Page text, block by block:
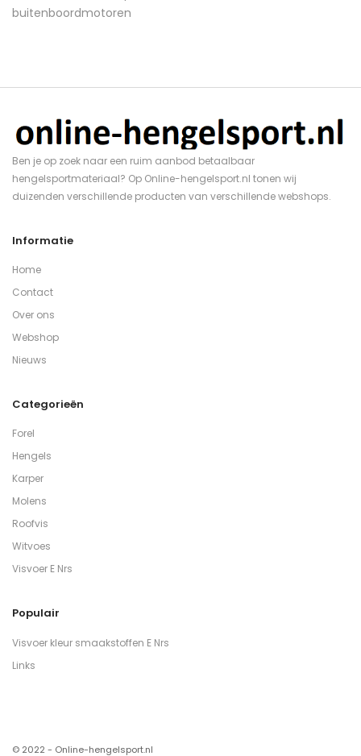
Ben je op zoek naar een ruim aanbod betaalbaar
hengelsportmateriaal? Op Online-hengelsport.nl tonen wij
duizenden verschillende producten van verschillende webshops.
Informatie
Home
Contact
Over ons
Webshop
Nieuws
Categorieën
Forel
Hengels
Karper
Molens
Roofvis
Witvoes
Visvoer E Nrs
Populair
Visvoer kleur smaakstoffen E Nrs
Links
© 2022 - Online-hengelsport.nl